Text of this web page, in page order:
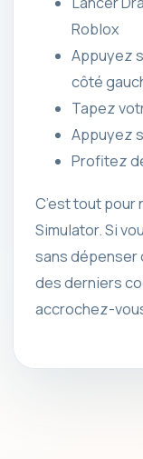
Roblox
Appuyez
côté
Tapez
Appuyez
Profitez
C’est tout pour
Simulator. Si
sans dépenser
des derniers
accrochez-